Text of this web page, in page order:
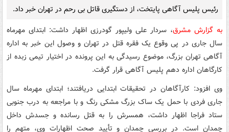
رئیس پلیس آگاهی پایتخت، از دستگیری قاتل بی رحم در تهران خبر داد.
به گزارش مشرق، سردار علی ولیپور گودرزی اظهار داشت: ابتدای مهرماه
سال جاری در پی وقوع یک فقره قتل در تهران و وصول این خبر به اداره
آگاهی تهران بزرگ، موضوع رسیدگی به این پرونده در اختیار تیمی زبده از
کارگاهان اداره دهم پلیس آگاهی قرار گرفت.
وی افزود: کارآگاهان در تحقیقات ابتدایی دریافتند؛ ابتدای مهرماه سال
جاری فردی با حمل یک ساک بزرگ مشکی رنگ و با مراجعه به درب جنوبی
ستاد فراجا اظهار داشت، همسرش را به قتل رسانده و جسدش داخل
چمدان است. در بررسی چمدان و تأیید صحت اظهارات وی، متهم را